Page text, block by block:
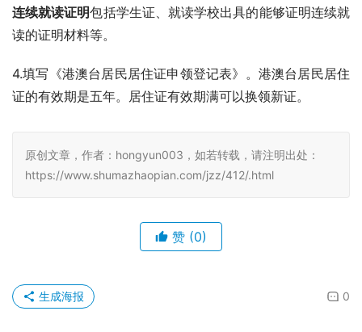
连续就读证明包括学生证、就读学校出具的能够证明连续就
读的证明材料等。
4.填写《港澳台居民居住证申领登记表》。港澳台居民居住
证的有效期是五年。居住证有效期满可以换领新证。
原创文章，作者：hongyun003，如若转载，请注明出处：
https://www.shumazhaopian.com/jzz/412/.html
赞 (0)
0
生成海报